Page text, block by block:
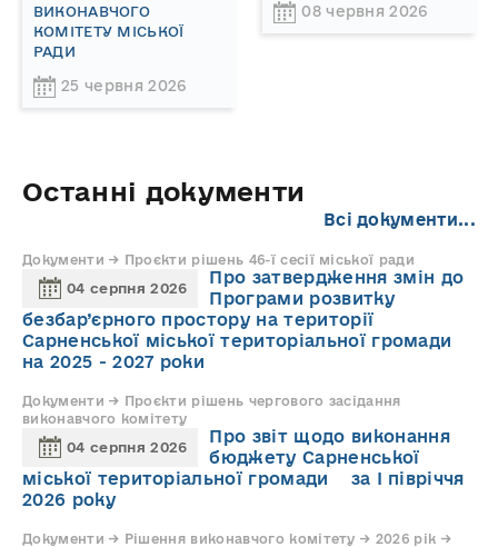
ВИКОНАВЧОГО
КОМІТЕТУ МІСЬКОЇ
РАДИ
25 червня 2026
08 червня 2026
Останні документи
Всі документи...
Документи → Проєкти рішень 46-ї сесії міської ради
04 серпня 2026
Про затвердження змін до
Програми розвитку
безбар’єрного простору на території
Сарненської міської територіальної громади
на 2025 - 2027 роки
Документи → Проєкти рішень чергового засідання
виконавчого комітету
04 серпня 2026
Про звіт щодо виконання
бюджету Сарненської
міської територіальної громади за І півріччя
2026 року
Документи → Рішення виконавчого комітету → 2026 рік →